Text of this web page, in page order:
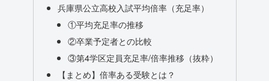
兵庫県公立高校入試平均倍率（充足率）
①平均充足率の推移
②卒業予定者との比較
③第4学区定員充足率/倍率推移（抜粋）
【まとめ】倍率ある受験とは？